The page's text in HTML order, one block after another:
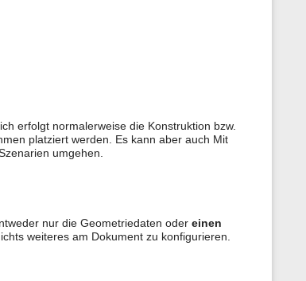
erfolgt normalerweise die Konstruktion bzw.
platziert werden. Es kann aber auch Mit
umgehen.
nur die Geometriedaten oder einen
weiteres am Dokument zu konfigurieren.